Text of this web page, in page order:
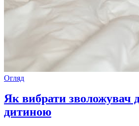
Огляд
Як вибрати зволожувач
дитиною